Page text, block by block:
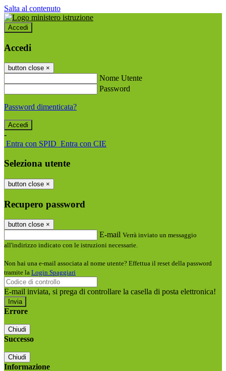
Salta al contenuto
Accedi
Accedi
button close ×
Nome Utente
Password
Password dimenticata?
-
Entra con SPID Entra con CIE
Seleziona utente
button close ×
Recupero password
button close ×
E-mail Verrà inviato un messaggio
all'indirizzo indicato con le istruzioni necessarie.
Non hai una e-mail associata al nome utente? Effettua il reset della password
tramite la Login Spaggiari
E-mail inviata, si prega di controllare la casella di posta elettronica!
Errore
Chiudi
Successo
Chiudi
Informazione